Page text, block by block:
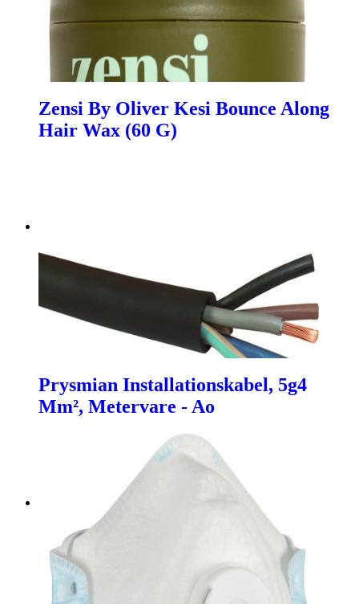
Zensi By Oliver Kesi Bounce Along
Hair Wax (60 G)
Prysmian Installationskabel, 5g4
Mm², Metervare - Ao